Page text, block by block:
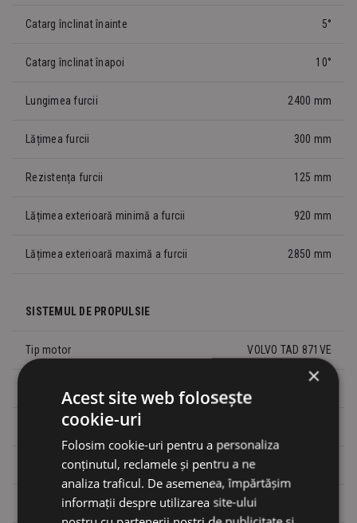
Catarg înclinat înainte 5°
Catarg înclinat înapoi 10°
Lungimea furcii 2400 mm
Lățimea furcii 300 mm
Rezistența furcii 125 mm
Lățimea exterioară minimă a furcii 920 mm
Lățimea exterioară maximă a furcii 2850 mm
SISTEMUL DE PROPULSIE
Tip motor VOLVO TAD 871VE
Putere nominală
Cuplu maxim 1160 Nm/1200 rpm
Standard de emisie
×
Acest site web folosește
cookie-uri
Folosim cookie-uri pentru a personaliza
conținutul, reclamele și pentru a ne
analiza traficul. De asemenea, împărtășim
informații despre utilizarea site-ului